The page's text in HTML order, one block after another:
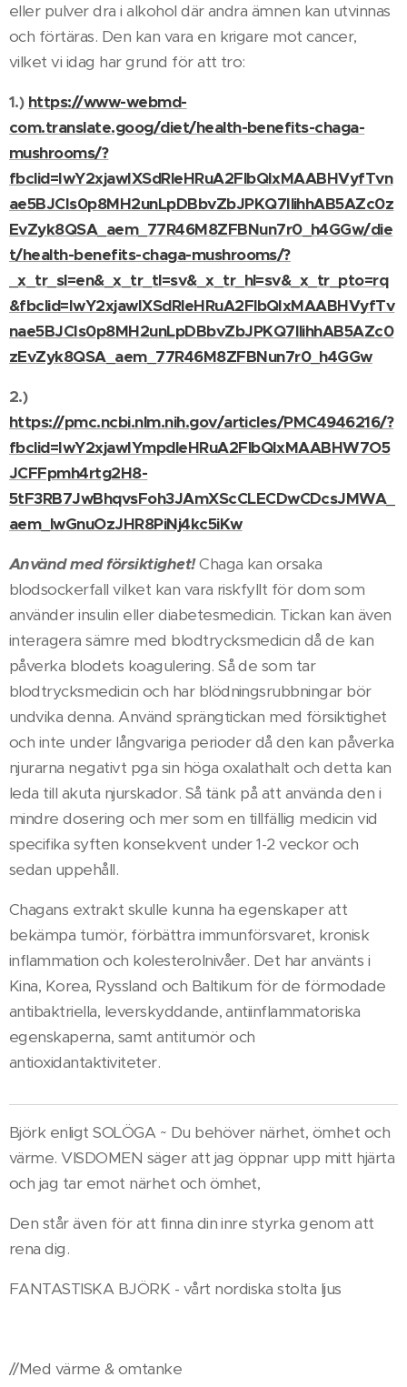
eller pulver dra i alkohol där andra ämnen kan utvinnas
och förtäras. Den kan vara en krigare mot cancer,
vilket vi idag har grund för att tro:
1.) https://www-webmd-
com.translate.goog/diet/health-benefits-chaga-
mushrooms/?
fbclid=IwY2xjawIXSdRleHRuA2FlbQIxMAABHVyfTvn
ae5BJCIs0p8MH2unLpDBbvZbJPKQ7IlihhAB5AZc0z
EvZyk8QSA_aem_77R46M8ZFBNun7r0_h4GGw/die
t/health-benefits-chaga-mushrooms/?
_x_tr_sl=en&_x_tr_tl=sv&_x_tr_hl=sv&_x_tr_pto=rq
&fbclid=IwY2xjawIXSdRleHRuA2FlbQIxMAABHVyfTv
nae5BJCIs0p8MH2unLpDBbvZbJPKQ7IlihhAB5AZc0
zEvZyk8QSA_aem_77R46M8ZFBNun7r0_h4GGw
2.)
https://pmc.ncbi.nlm.nih.gov/articles/PMC4946216/?
fbclid=IwY2xjawIYmpdleHRuA2FlbQIxMAABHW7O5
JCFFpmh4rtg2H8-
5tF3RB7JwBhqvsFoh3JAmXScCLECDwCDcsJMWA_
aem_lwGnuOzJHR8PiNj4kc5iKw
Använd med försiktighet! Chaga kan orsaka
blodsockerfall vilket kan vara riskfyllt för dom som
använder insulin eller diabetesmedicin. Tickan kan även
interagera sämre med blodtrycksmedicin då de kan
påverka blodets koagulering. Så de som tar
blodtrycksmedicin och har blödningsrubbningar bör
undvika denna. Använd sprängtickan med försiktighet
och inte under långvariga perioder då den kan påverka
njurarna negativt pga sin höga oxalathalt och detta kan
leda till akuta njurskador. Så tänk på att använda den i
mindre dosering och mer som en tillfällig medicin vid
specifika syften konsekvent under 1-2 veckor och
sedan uppehåll.
Chagans extrakt skulle kunna ha egenskaper att
bekämpa tumör, förbättra immunförsvaret, kronisk
inflammation och kolesterolnivåer. Det har använts i
Kina, Korea, Ryssland och Baltikum för de förmodade
antibaktriella, leverskyddande, antiinflammatoriska
egenskaperna, samt antitumör och
antioxidantaktiviteter.
Björk enligt SOLÖGA ~ Du behöver närhet, ömhet och
värme. VISDOMEN säger att jag öppnar upp mitt hjärta
och jag tar emot närhet och ömhet,
Den står även för att finna din inre styrka genom att
rena dig.
FANTASTISKA BJÖRK - vårt nordiska stolta ljus
//Med värme & omtanke